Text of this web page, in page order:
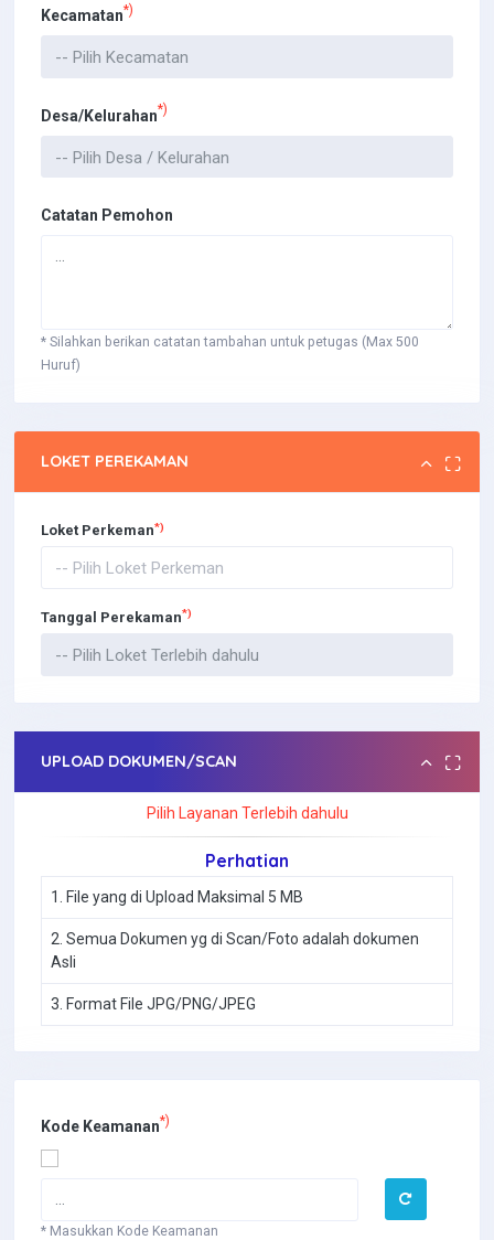
Kecamatan*)
Desa/Kelurahan*)
Catatan Pemohon
* Silahkan berikan catatan tambahan untuk petugas (Max 500
Huruf)
LOKET PEREKAMAN
Loket Perkeman*)
Tanggal Perekaman*)
UPLOAD DOKUMEN/SCAN
Pilih Layanan Terlebih dahulu
Perhatian
File yang di Upload Maksimal 5 MB
Semua Dokumen yg di Scan/Foto adalah dokumen
Asli
Format File JPG/PNG/JPEG
Kode Keamanan*)
* Masukkan Kode Keamanan